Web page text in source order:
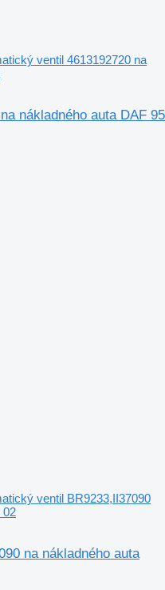
ventil 4613192720 na
nákladného auta DAF 95
ventil BR9233,II37090
02
na nákladného auta